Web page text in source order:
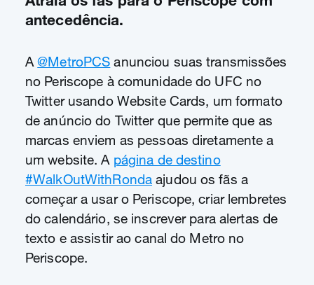
antecedência.
A@MetroPCS anunciou suas transmissões
no Periscope à comunidade do UFC no
Twitter usando Website Cards, um formato
de anúncio do Twitter que permite que as
marcas enviem as pessoas diretamente a
um website. A página de destino
#WalkOutWithRonda ajudou os fãs a
começar a usar o Periscope, criar lembretes
do calendário, se inscrever para alertas de
texto e assistir ao canal do Metro no
Periscope.